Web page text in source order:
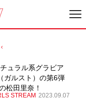
ュラル系グラビア
ガルスト）の第6弾
松田里奈！
STREAM 2023.09.07